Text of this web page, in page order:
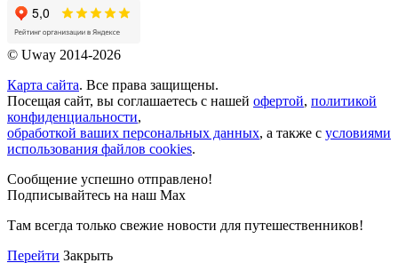
© Uway 2014-2026
Карта сайта. Все права защищены.
Посещая сайт, вы соглашаетесь с нашей офертой, политикой
конфиденциальности,
обработкой ваших персональных данных, а также с условиями
использования файлов cookies.
Сообщение успешно отправлено!
Подписывайтесь на наш Max
Там всегда только свежие новости для путешественников!
Перейти Закрыть